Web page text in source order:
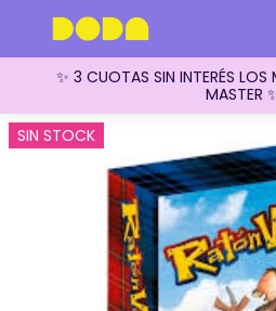
✨ 3 CUOTAS SIN INTERÉS
MASTER
SIN STOCK